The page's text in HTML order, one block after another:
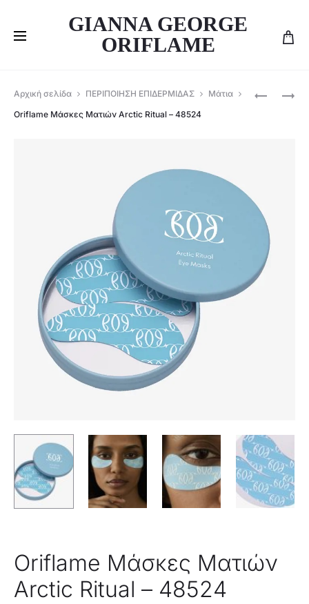
GIANNA GEORGE
ORIFLAME
ORIFLAME
ORIFLAME
Αρχική σελίδα ΠΕΡΙΠΟΙΗΣΗ ΕΠΙΔΕΡΜΙΔΑΣ
Μάτια
Oriflame Μάσκες Ματιών Arctic Ritual – 48524
Oriflame Μάσκες Ματιών
Arctic Ritual – 48524